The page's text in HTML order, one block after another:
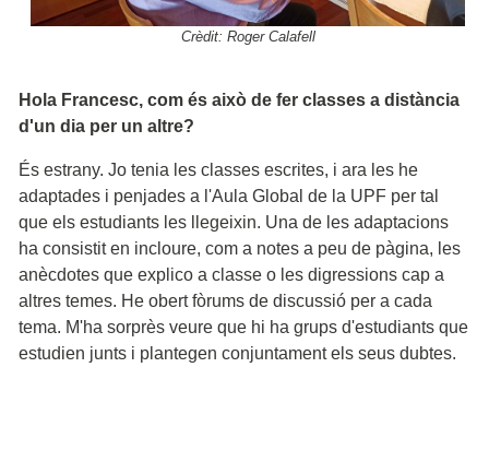
Crèdit: Roger Calafell
Hola Francesc, com és això de fer classes a distància
d'un dia per un altre?
És estrany. Jo tenia les classes escrites, i ara les he
adaptades i penjades a l'Aula Global de la UPF per tal
que els estudiants les llegeixin. Una de les adaptacions
ha consistit en incloure, com a notes a peu de pàgina, les
anècdotes que explico a classe o les digressions cap a
altres temes. He obert fòrums de discussió per a cada
tema. M'ha sorprès veure que hi ha grups d'estudiants que
estudien junts i plantegen conjuntament els seus dubtes.